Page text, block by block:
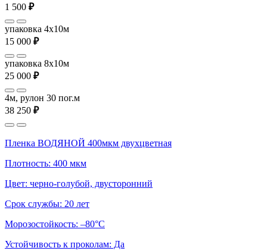
1 500 ₽
упаковка 4x10м
15 000 ₽
упаковка 8x10м
25 000 ₽
4м, рулон 30 пог.м
38 250 ₽
Пленка ВОДЯНОЙ 400мкм двухцветная
Плотность: 400 мкм
Цвет: черно-голубой, двусторонний
Срок службы: 20 лет
Морозостойкость: –80°С
Устойчивость к проколам: Да